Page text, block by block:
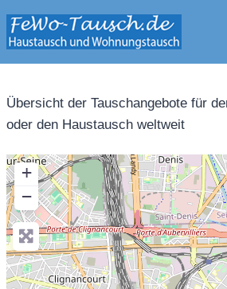
Inhalt
springen
Übersicht der Tauschangebote für
oder den Haustausch weltweit
+
−